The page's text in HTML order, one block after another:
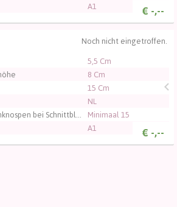
A1
€ -,--
Noch nicht eingetroffen.
5,5 Cm
8 Cm
15 Cm
NL
Minimaal 15
A1
€ -,--